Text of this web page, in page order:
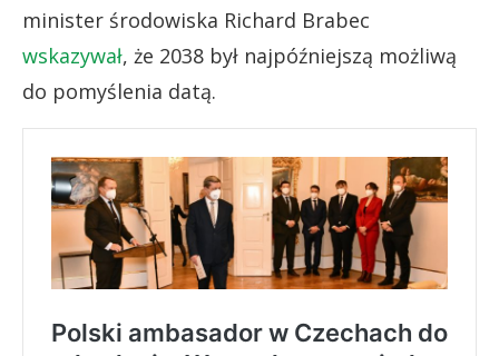
minister środowiska Richard Brabec
wskazywał, że 2038 był najpóźniejszą możliwą
do pomyślenia datą.